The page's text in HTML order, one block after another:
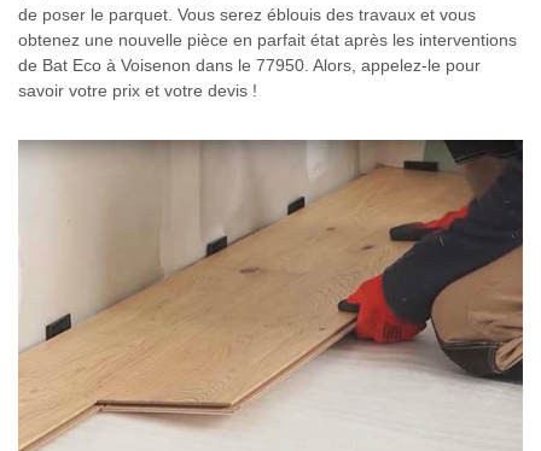
de poser le parquet. Vous serez éblouis des travaux et vous
obtenez une nouvelle pièce en parfait état après les interventions
de Bat Eco à Voisenon dans le 77950. Alors, appelez-le pour
savoir votre prix et votre devis !